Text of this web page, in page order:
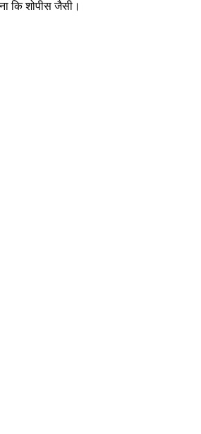
कि शोपीस जैसी।